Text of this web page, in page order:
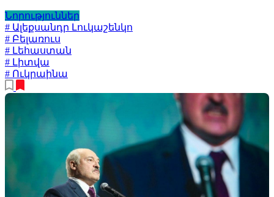
Նորություններ
# Ալեքսանդր Լուկաշենկո
# Բելառուս
# Լեհաստան
# Լիտվա
# Ուկրաինա